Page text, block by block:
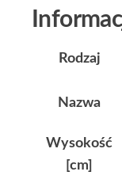
Rodzaj
Nazwa
Wysokość
[cm]